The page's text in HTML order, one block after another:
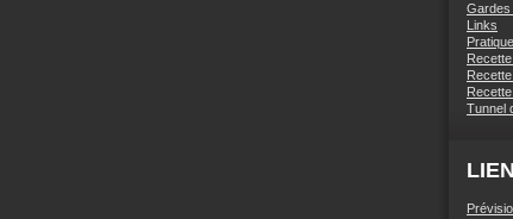
Gardes
Links
Tunnel